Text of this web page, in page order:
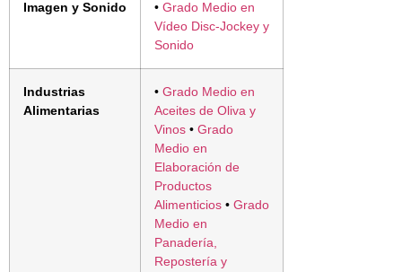
Imagen y Sonido • Grado Medio en
Vídeo Disc-Jockey y
Sonido
Industrias
Alimentarias
• Grado Medio en
Aceites de Oliva y
Vinos • Grado
Medio en
Elaboración de
Productos
Alimenticios • Grado
Medio en
Panadería,
Repostería y